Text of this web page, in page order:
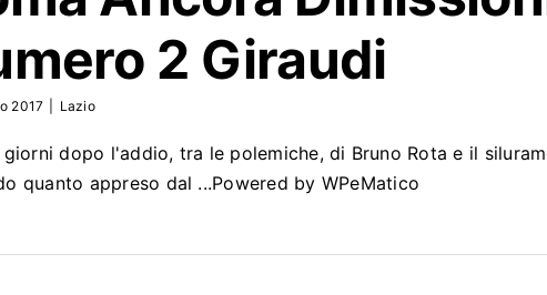
2 Giraudi
2017 Lazio
giorni dopo l'addio, tra le polemiche, di Bruno Rota e il
quanto appreso dal ...Powered by WPeMatico